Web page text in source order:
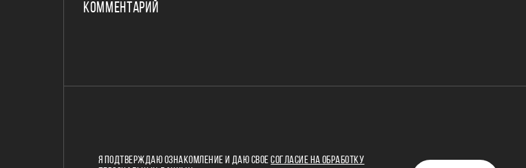
КОММЕНТАРИЙ
Я ПОДТВЕРЖДАЮ ОЗНАКОМЛЕНИЕ И ДАЮ СВОЕСОГЛАСИЕ НА ОБРАБОТКУ